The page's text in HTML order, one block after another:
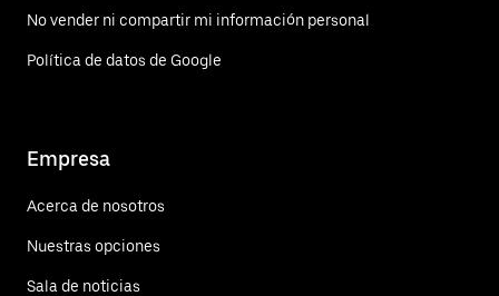
No vender ni compartir mi información personal
Política de datos de Google
Empresa
Acerca de nosotros
Nuestras opciones
Sala de noticias